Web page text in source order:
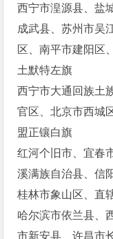
西宁市湟源县、盐
成武县、苏州市吴
区、南平市建阳区
土默特左旗
西宁市大通回族土
官区、北京市西城
盟正镶白旗
红河个旧市、宜春
溪满族自治县、信
桂林市象山区、直
哈尔滨市依兰县、
市新安县、许昌市